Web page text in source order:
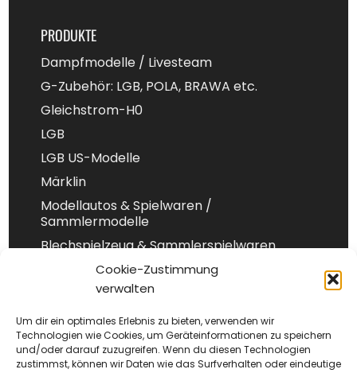
Cookie-Zustimmung
verwalten
Um dir ein optimales Erlebnis zu bieten, verwenden wir
Technologien wie Cookies, um Geräteinformationen zu speichern
und/oder darauf zuzugreifen. Wenn du diesen Technologien
zustimmst, können wir Daten wie das Surfverhalten oder eindeutige
PRODUKTE
Dampfmodelle / Livesteam
G-Zubehör: LGB, POLA, BRAWA etc.
Gleichstrom-H0
LGB
LGB US-Modelle
Märklin
Modellautos & Spielwaren /
Sammlermodelle
Blechspielzeug & Sammlerspielwaren
Impressum